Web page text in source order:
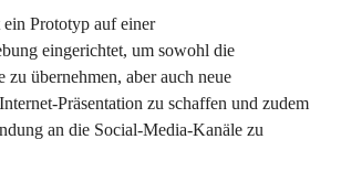
Prototyp auf einer
eingerichtet, um sowohl die
zu übernehmen, aber auch neue
Präsentation zu schaffen und zudem
an die Social-Media-Kanäle zu